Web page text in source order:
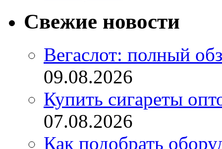
Свежие новости
Вегаслот: полный
09.08.2026
Купить сигареты
07.08.2026
Как подобрать